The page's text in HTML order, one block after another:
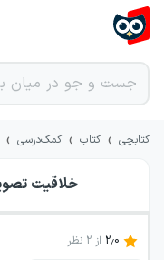
کتابچی › کتاب › کمک‌درسی ›
خلاقیت
2.0 از2 نظر